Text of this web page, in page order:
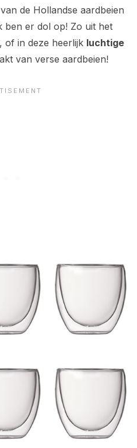
de Hollandse aardbeien
ben er dol op! Zo uit het
of in deze heerlijk luchtige
van verse aardbeien!